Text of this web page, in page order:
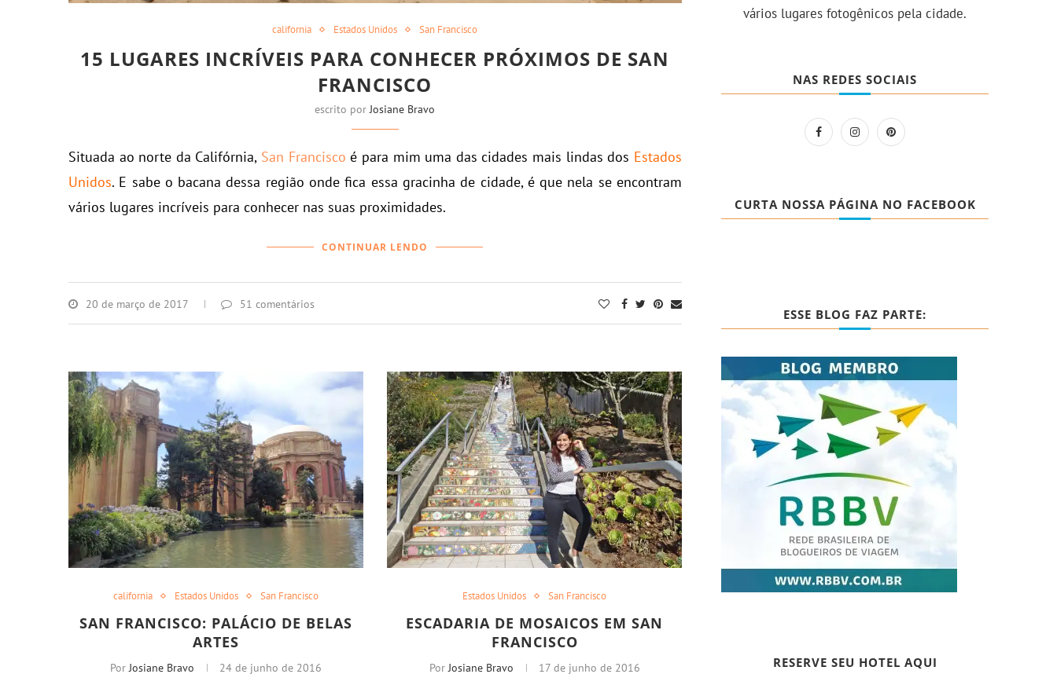
california Estados Unidos San Francisco
15 LUGARES INCRÍVEIS PARA CONHECER PRÓXIMOS DE SAN
FRANCISCO
escrito porJosiane Bravo
Situada ao norte da Califórnia, San Francisco é para mim uma das cidades mais lindas dos Estados
Unidos. E sabe o bacana dessa região onde fica essa gracinha de cidade, é que nela se encontram
vários lugares incríveis para conhecer nas suas proximidades.
CONTINUAR LENDO
20 de março de 2017 51 comentários
california Estados Unidos San Francisco
SAN FRANCISCO: PALÁCIO DE BELAS
ARTES
PorJosiane Bravo 24 de junho de 2016
Estados Unidos San Francisco
ESCADARIA DE MOSAICOS EM SAN
FRANCISCO
PorJosiane Bravo 17 de junho de 2016
vários lugares fotogênicos pela cidade.
NAS REDES SOCIAIS
CURTA NOSSA PÁGINA NO FACEBOOK
ESSE BLOG FAZ PARTE:
RESERVE SEU HOTEL AQUI